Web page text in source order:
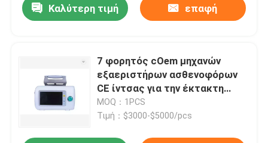
Καλύτερη τιμή επαφή
7 φορητός cOem μηχανών
εξαεριστήρων ασθενοφόρων
CE ίντσας για την έκτακτη
ανάγκη
MOQ：1PCS
Τιμή：$3000-$5000/pcs